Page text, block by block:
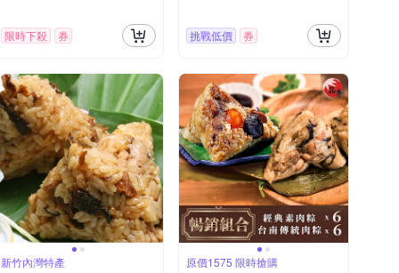
限時下殺 券 挑戰低價 券
新竹內灣特產 原價1575 限時搶購